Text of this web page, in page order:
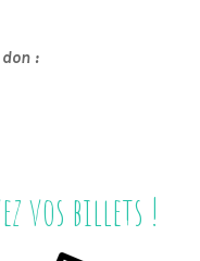
:
vos billets !